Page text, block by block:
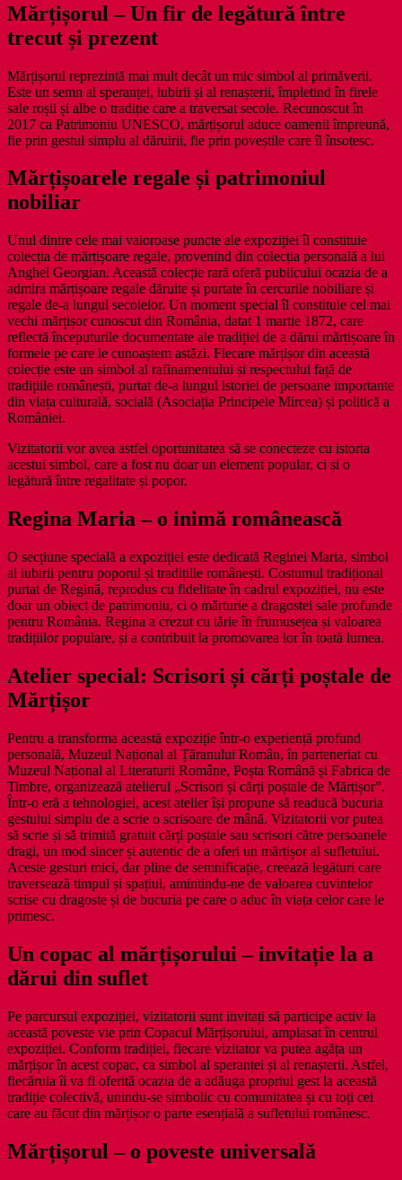
Mărțișorul – Un fir de legătură între
trecut și prezent
Mărțișorul reprezintă mai mult decât un mic simbol al primăverii.
Este un semn al speranței, iubirii și al renașterii, împletind în firele
sale roșii și albe o tradiție care a traversat secole. Recunoscut în
2017 ca Patrimoniu UNESCO, mărțișorul aduce oamenii împreună,
fie prin gestul simplu al dăruirii, fie prin poveștile care îl însoțesc.
Mărțișoarele regale și patrimoniul
nobiliar
Unul dintre cele mai valoroase puncte ale expoziției îl constituie
colecția de mărțișoare regale, provenind din colecția personală a lui
Anghel Georgian. Această colecție rară oferă publicului ocazia de a
admira mărțișoare regale dăruite și purtate în cercurile nobiliare și
regale de-a lungul secolelor. Un moment special îl constituie cel mai
vechi mărțișor cunoscut din România, datat 1 martie 1872, care
reflectă începuturile documentate ale tradiției de a dărui mărțișoare în
formele pe care le cunoaștem astăzi. Fiecare mărțișor din această
colecție este un simbol al rafinamentului și respectului față de
tradițiile românești, purtat de-a lungul istoriei de persoane importante
din viața culturală, socială (Asociația Principele Mircea) și politică a
României.
Vizitatorii vor avea astfel oportunitatea să se conecteze cu istoria
acestui simbol, care a fost nu doar un element popular, ci și o
legătură între regalitate și popor.
Regina Maria – o inimă românească
O secțiune specială a expoziției este dedicată Reginei Maria, simbol
al iubirii pentru poporul și tradițiile românești. Costumul tradițional
purtat de Regină, reprodus cu fidelitate în cadrul expoziției, nu este
doar un obiect de patrimoniu, ci o mărturie a dragostei sale profunde
pentru România. Regina a crezut cu tărie în frumusețea și valoarea
tradițiilor populare, și a contribuit la promovarea lor în toată lumea.
Atelier special: Scrisori și cărți poștale de
Mărțișor
Pentru a transforma această expoziție într-o experiență profund
personală, Muzeul Național al Țăranului Român, în parteneriat cu
Muzeul Național al Literaturii Române, Poșta Română și Fabrica de
Timbre, organizează atelierul „Scrisori și cărți poștale de Mărțișor”.
Într-o eră a tehnologiei, acest atelier își propune să readucă bucuria
gestului simplu de a scrie o scrisoare de mână. Vizitatorii vor putea
să scrie și să trimită gratuit cărți poștale sau scrisori către persoanele
dragi, un mod sincer și autentic de a oferi un mărțișor al sufletului.
Aceste gesturi mici, dar pline de semnificație, creează legături care
traversează timpul și spațiul, amintindu-ne de valoarea cuvintelor
scrise cu dragoste și de bucuria pe care o aduc în viața celor care le
primesc.
Un copac al mărțișorului – invitație la a
dărui din suflet
Pe parcursul expoziției, vizitatorii sunt invitați să participe activ la
această poveste vie prin Copacul Mărțișorului, amplasat în centrul
expoziției. Conform tradiției, fiecare vizitator va putea agăța un
mărțișor în acest copac, ca simbol al speranței și al renașterii. Astfel,
fiecăruia îi va fi oferită ocazia de a adăuga propriul gest la această
tradiție colectivă, unindu-se simbolic cu comunitatea și cu toți cei
care au făcut din mărțișor o parte esențială a sufletului românesc.
Mărțișorul – o poveste universală